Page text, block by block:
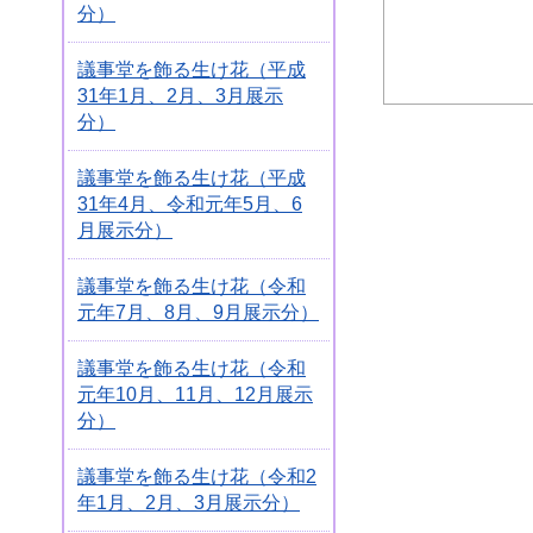
分）
議事堂を飾る生け花（平成
31年1月、2月、3月展示
分）
議事堂を飾る生け花（平成
31年4月、令和元年5月、6
月展示分）
議事堂を飾る生け花（令和
元年7月、8月、9月展示分）
議事堂を飾る生け花（令和
元年10月、11月、12月展示
分）
議事堂を飾る生け花（令和2
年1月、2月、3月展示分）